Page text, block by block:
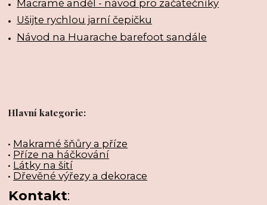
Macramé anděl - návod pro začátečníky
Ušijte rychlou jarní čepičku
Návod na Huarache barefoot sandále
Hlavní kategorie:
• Makramé šňůry a příze
• Příze na háčkování
• Látky na šití
• Dřevěné výřezy a dekorace
Kontakt: